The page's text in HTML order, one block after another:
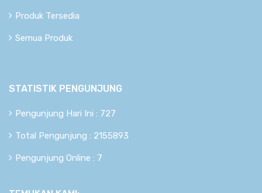
Produk Tersedia
Semua Produk
STATISTIK PENGUNJUNG
Pengunjung Hari Ini : 727
Total Pengunjung : 2155893
Pengunjung Online : 7